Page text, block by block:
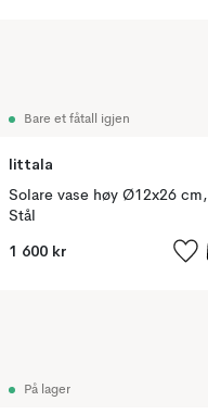
Bare et fåtall igjen
Iittala
Solare vase høy Ø12x26 cm,
Stål
1 600 kr
På lager